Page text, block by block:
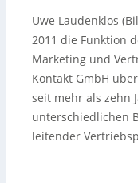
Uwe Laudenklos
2011 die Funktion
Marketing und
Kontakt GmbH
seit mehr als zehn
unterschiedlichen
leitender